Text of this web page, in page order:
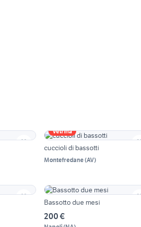
Vetrina
cuccioli di bassotti
Montefredane(AV)
Bassotto due mesi
200 €